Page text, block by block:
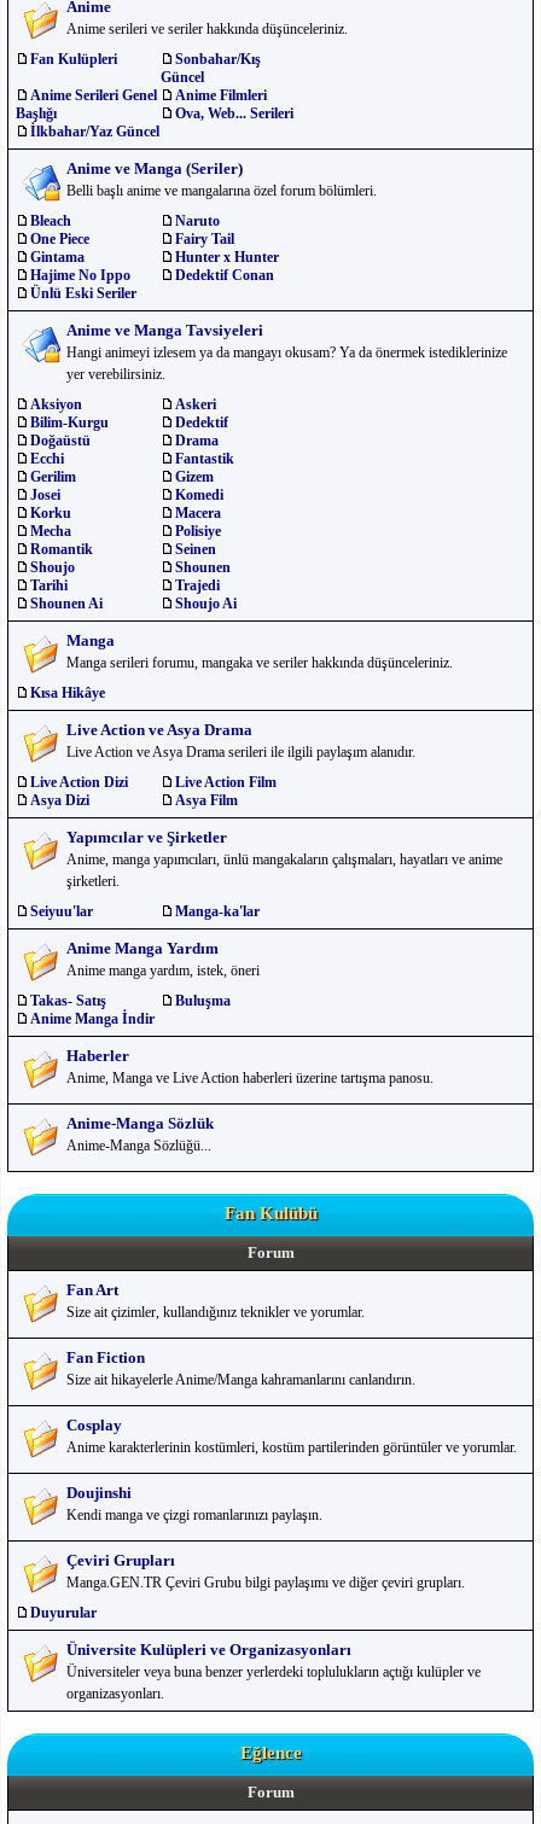
Anime
Anime serileri ve seriler hakkında düşünceleriniz.
Fan Kulüpleri
Sonbahar/Kış
Güncel
Anime Serileri Genel
Başlığı
Anime Filmleri
Ova, Web... Serileri
İlkbahar/Yaz Güncel
Anime ve Manga (Seriler)
Belli başlı anime ve mangalarına özel forum bölümleri.
Bleach
Naruto
One Piece
Fairy Tail
Gintama
Hunter x Hunter
Hajime No Ippo
Dedektif Conan
Ünlü Eski Seriler
Anime ve Manga Tavsiyeleri
Hangi animeyi izlesem ya da mangayı okusam? Ya da önermek istediklerinize
yer verebilirsiniz.
Aksiyon
Askeri
Bilim-Kurgu
Dedektif
Doğaüstü
Drama
Ecchi
Fantastik
Gerilim
Gizem
Josei
Komedi
Korku
Macera
Mecha
Polisiye
Romantik
Seinen
Shoujo
Shounen
Tarihi
Trajedi
Shounen Ai
Shoujo Ai
Manga
Manga serileri forumu, mangaka ve seriler hakkında düşünceleriniz.
Kısa Hikâye
Live Action ve Asya Drama
Live Action ve Asya Drama serileri ile ilgili paylaşım alanıdır.
Live Action Dizi
Live Action Film
Asya Dizi
Asya Film
Yapımcılar ve Şirketler
Anime, manga yapımcıları, ünlü mangakaların çalışmaları, hayatları ve anime
şirketleri.
Seiyuu'lar
Manga-ka'lar
Anime Manga Yardım
Anime manga yardım, istek, öneri
Takas- Satış
Buluşma
Anime Manga İndir
Haberler
Anime, Manga ve Live Action haberleri üzerine tartışma panosu.
Anime-Manga Sözlük
Anime-Manga Sözlüğü...
Fan Kulübü
Forum
Fan Art
Size ait çizimler, kullandığınız teknikler ve yorumlar.
Fan Fiction
Size ait hikayelerle Anime/Manga kahramanlarını canlandırın.
Cosplay
Anime karakterlerinin kostümleri, kostüm partilerinden görüntüler ve yorumlar.
Doujinshi
Kendi manga ve çizgi romanlarınızı paylaşın.
Çeviri Grupları
Manga.GEN.TR Çeviri Grubu bilgi paylaşımı ve diğer çeviri grupları.
Duyurular
Üniversite Kulüpleri ve Organizasyonları
Üniversiteler veya buna benzer yerlerdeki toplulukların açtığı kulüpler ve
organizasyonları.
Eğlence
Forum